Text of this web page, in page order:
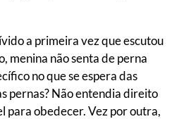
a primeira vez que escutou
menina não senta de perna
no que se espera das
pernas? Não entendia direito
para obedecer. Vez por outra,